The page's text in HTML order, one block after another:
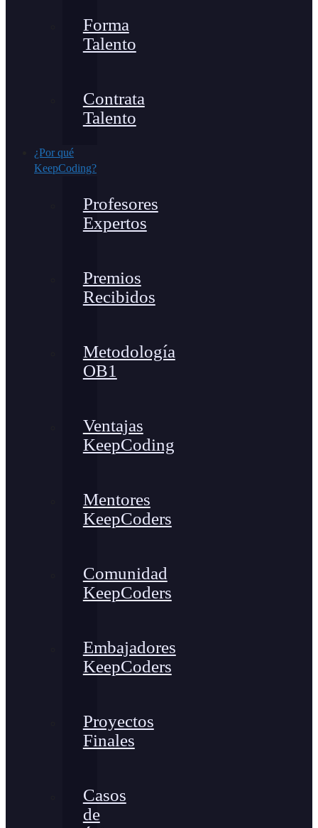
Forma
Talento
Contrata
Talento
¿Por qué
KeepCoding?
Profesores
Expertos
Premios
Recibidos
Metodología
OB1
Ventajas
KeepCoding
Mentores
KeepCoders
Comunidad
KeepCoders
Embajadores
KeepCoders
Proyectos
Finales
Casos
de